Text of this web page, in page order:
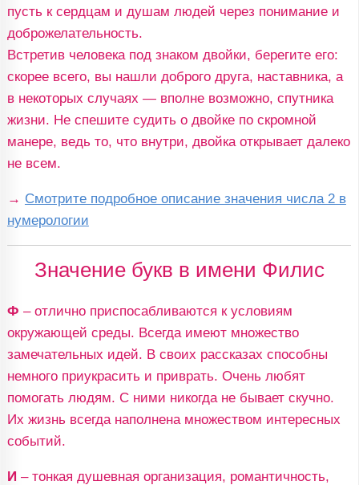
пусть к сердцам и душам людей через понимание и
доброжелательность.
Встретив человека под знаком двойки, берегите его:
скорее всего, вы нашли доброго друга, наставника, а
в некоторых случаях — вполне возможно, спутника
жизни. Не спешите судить о двойке по скромной
манере, ведь то, что внутри, двойка открывает далеко
не всем.
→ Смотрите подробное описание значения числа 2 в
нумерологии
Значение букв в имени Филис
Ф – отлично приспосабливаются к условиям
окружающей среды. Всегда имеют множество
замечательных идей. В своих рассказах способны
немного приукрасить и приврать. Очень любят
помогать людям. С ними никогда не бывает скучно.
Их жизнь всегда наполнена множеством интересных
событий.
И – тонкая душевная организация, романтичность,